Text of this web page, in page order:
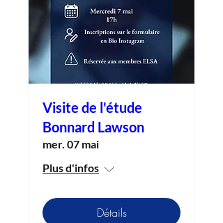
Visite de l'étude
Bonnard Lawson
mer. 07 mai
Plus d'infos
Détails